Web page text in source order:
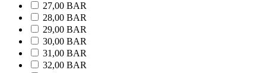
27,00 BAR
28,00 BAR
29,00 BAR
30,00 BAR
31,00 BAR
32,00 BAR